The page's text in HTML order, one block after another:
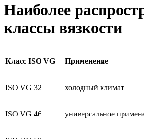
Наиболее
классы вязкости
Класс ISO VG Применение
ISO VG 32 холодный климат
ISO VG 46 универсальное